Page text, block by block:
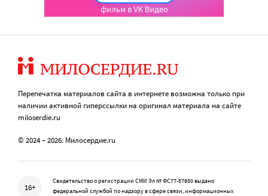
Перепечатка материалов сайта в интернете возможна только при
наличии активной гиперссылки на оригинал материала на сайте
miloserdie.ru
© 2024 – 2026. Милосердие.ru
16+
Свидетельство о регистрации СМИ Эл № ФС77-57850 выдано
федеральной службой по надзору в сфере связи, информационных